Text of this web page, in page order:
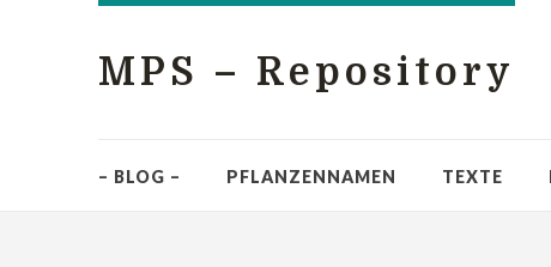
MPS – Repository
– BLOG – PFLANZENNAMEN TEXTE